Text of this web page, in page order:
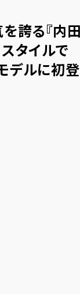
誇る『内田
スタイルで
デルに初登